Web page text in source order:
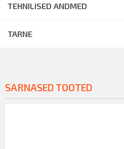
TEHNILISED ANDMED
TARNE
SARNASED TOOTED